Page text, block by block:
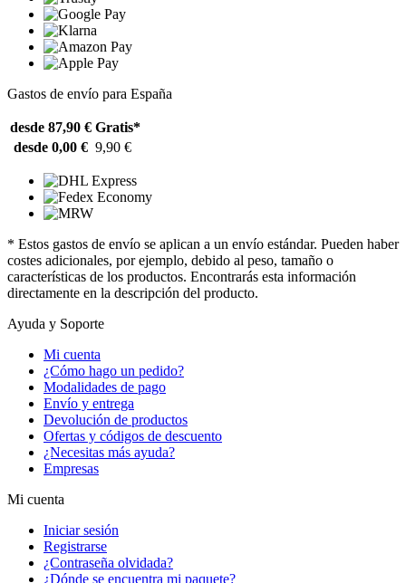
Gastos de envío para España
desde 87,90 € Gratis*
desde 0,00 € 9,90 €
* Estos gastos de envío se aplican a un envío estándar. Pueden haber
costes adicionales, por ejemplo, debido al peso, tamaño o
características de los productos. Encontrarás esta información
directamente en la descripción del producto.
Ayuda y Soporte
Mi cuenta
¿Cómo hago un pedido?
Modalidades de pago
Envío y entrega
Devolución de productos
Ofertas y códigos de descuento
¿Necesitas más ayuda?
Empresas
Mi cuenta
Iniciar sesión
Registrarse
¿Contraseña olvidada?
¿Dónde se encuentra mi paquete?